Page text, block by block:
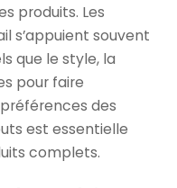
produits. Les
s’appuient souvent
que le style, la
pour faire
des
est essentielle
complets.